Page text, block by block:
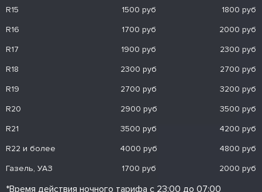
R15
1500 руб
1800 руб
R16
1700 руб
2000 руб
R17
1900 руб
2300 руб
R18
2300 руб
2700 руб
R19
2700 руб
3200 руб
R20
2900 руб
3500 руб
R21
3500 руб
4200 руб
R22 и более
4000 руб
4800 руб
Газель, УАЗ
1700 руб 2000 руб
*Время действия ночного тарифа с 23:00 до 07:00